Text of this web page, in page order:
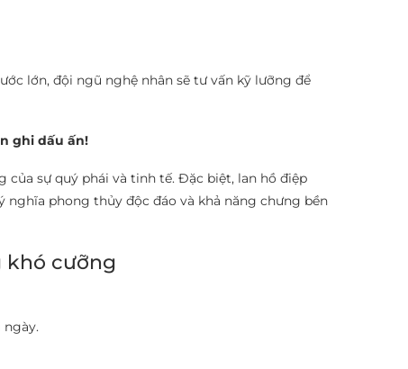
lớn, đội ngũ nghệ nhân sẽ tư vấn kỹ lưỡng để
ghi dấu ấn!
sự quý phái và tinh tế. Đặc biệt, lan hồ điệp
nghĩa phong thủy độc đáo và khả năng chưng bền
khó cưỡng
ngày.